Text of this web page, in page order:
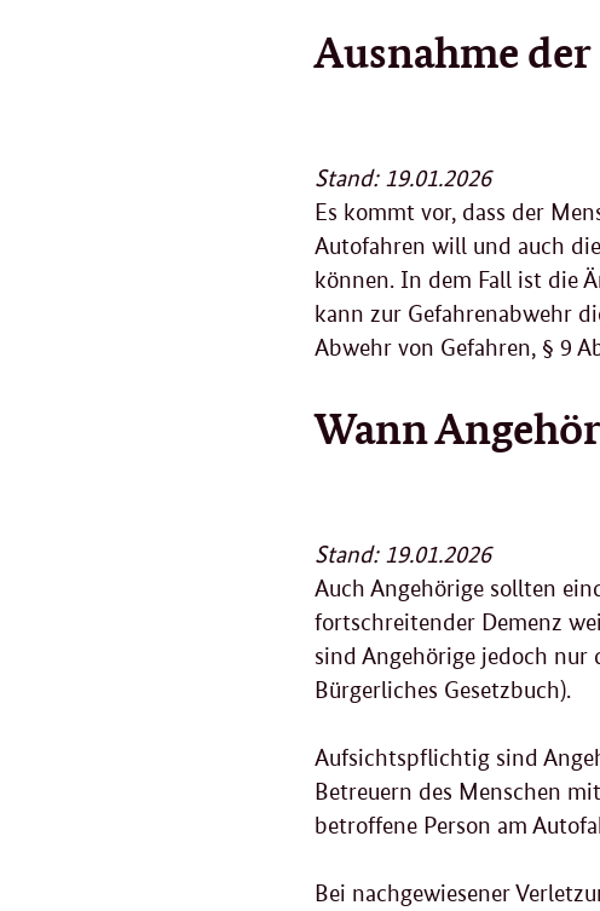
Ausnahme
Stand: 19.01.2026
Es kommt vor, dass der
Autofahren will und auch
können. In dem Fall ist die
kann zur Gefahrenabwehr
Abwehr von Gefahren, § 9
Wann
Stand: 19.01.2026
Auch Angehörige sollten
fortschreitender Demenz
sind Angehörige jedoch nur
Bürgerliches Gesetzbuch).
Aufsichtspflichtig sind
Betreuern des Menschen
betroffene Person am
Bei nachgewiesener